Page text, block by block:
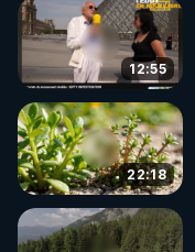
12:55
22:18